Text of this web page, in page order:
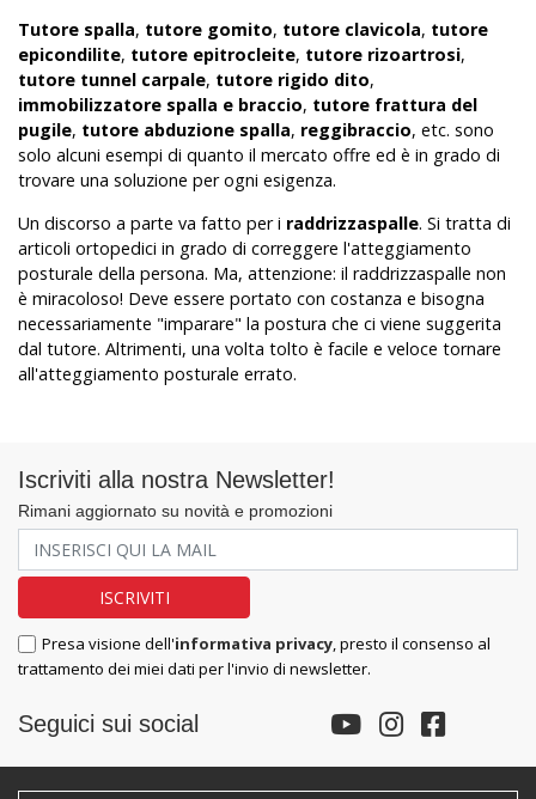
Tutore spalla, tutore gomito, tutore clavicola, tutore
epicondilite, tutore epitrocleite, tutore rizoartrosi,
tutore tunnel carpale, tutore rigido dito,
immobilizzatore spalla e braccio, tutore frattura del
pugile, tutore abduzione spalla, reggibraccio, etc. sono
solo alcuni esempi di quanto il mercato offre ed è in grado di
trovare una soluzione per ogni esigenza.
Un discorso a parte va fatto per i raddrizzaspalle. Si tratta di
articoli ortopedici in grado di correggere l'atteggiamento
posturale della persona. Ma, attenzione: il raddrizzaspalle non
è miracoloso! Deve essere portato con costanza e bisogna
necessariamente "imparare" la postura che ci viene suggerita
dal tutore. Altrimenti, una volta tolto è facile e veloce tornare
all'atteggiamento posturale errato.
Iscriviti alla nostra Newsletter!
Rimani aggiornato su novità e promozioni
Presa visione dell'informativa privacy, presto il consenso al
trattamento dei miei dati per l'invio di newsletter.
Seguici sui social